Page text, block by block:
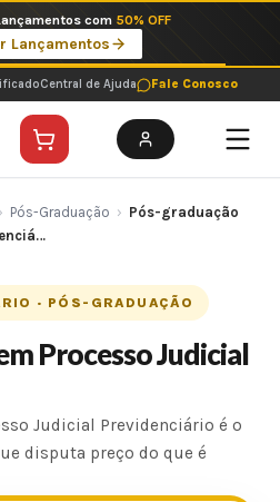
a 199 reais no pix em parcela única
ofertas
Central de Ajuda Fale Conosco
› Pós-Graduação › Pós-graduação
· PÓS-GRADUAÇÃO
Processo Judicial
Judicial Previdenciário é o
disputa preço do que é